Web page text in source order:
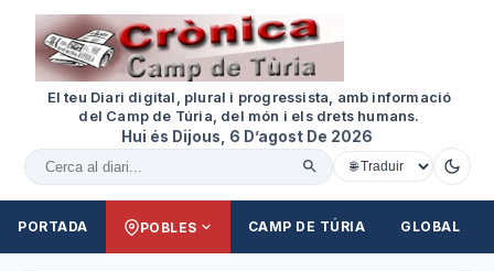
El teu Diari digital, plural i progressista, amb informació
del Camp de Túria, del món i els drets humans.
Hui és Dijous, 6 D’agost De 2026
Cercar al diari
PORTADA POBLES CAMP DE TÚRIA GLOBAL